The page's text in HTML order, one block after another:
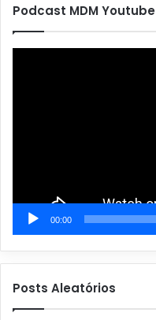
g
Podcast MDM Youtube
00:00
Posts Aleatórios